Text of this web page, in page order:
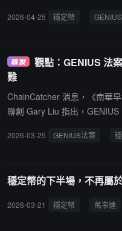
2026-04-25 穩定幣
觀點：GENIUS 法
難
ChainCatcher 消息，《南華
聯創 Gary Liu 指出，GENIUS
速關閉。上海交通大學經濟學
阿根廷民眾藉此對沖本幣貶值
元。此前香港金管局已審核
2026-03-25 GENIUS法案
穩定幣的下半場，不再屬
2026-03-21 穩定幣 萬事達